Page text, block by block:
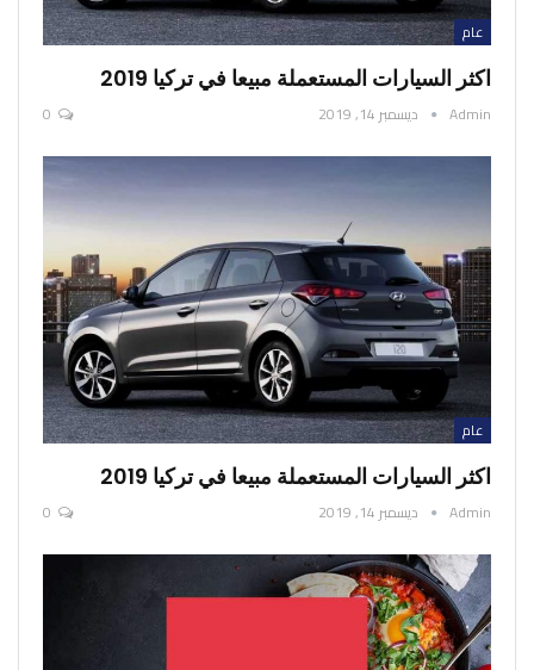
عام
اكثر السيارات المستعملة مبيعا في تركيا 2019
Admin ديسمبر 14, 2019
عام
اكثر السيارات المستعملة مبيعا في تركيا 2019
Admin ديسمبر 14, 2019